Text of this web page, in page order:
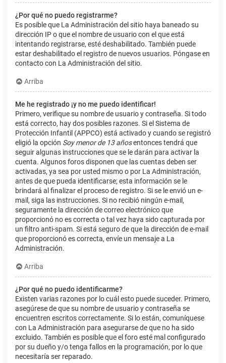
¿Por qué no puedo registrarme?
Es posible que La Administración del sitio haya baneado su
dirección IP o que el nombre de usuario con el que está
intentando registrarse, esté deshabilitado. También puede
estar deshabilitado el registro de nuevos usuarios. Póngase en
contacto con La Administración del sitio.
Arriba
Me he registrado ¡y no me puedo identificar!
Primero, verifique su nombre de usuario y contraseña. Si todo
está correcto, hay dos posibles razones. Si el Sistema de
Protección Infantil (APPCO) está activado y cuando se registró
eligió la opción Soy menor de 13 añosentonces tendrá que
seguir algunas instrucciones que se le darán para activar la
cuenta. Algunos foros disponen que las cuentas deben ser
activadas, ya sea por usted mismo o por La Administración,
antes de que pueda identificarse; esta información se le
brindará al finalizar el proceso de registro. Si se le envió un e-
mail, siga las instrucciones. Si no recibió ningún e-mail,
seguramente la dirección de correo electrónico que
proporcionó no es correcta o tal vez haya sido capturada por
un filtro anti-spam. Si está seguro de que la dirección de e-mail
que proporcionó es correcta, envíe un mensaje a La
Administración.
Arriba
¿Por qué no puedo identificarme?
Existen varias razones por lo cuál esto puede suceder. Primero,
asegúrese de que su nombre de usuario y contraseña se
encuentren escritos correctamente. Si lo están, comuníquese
con La Administración para asegurarse de que no ha sido
excluido. También es posible que el foro esté mal configurado
por su dueño y/o tenga fallos en la programación, por lo que
necesitaría ser reparado.